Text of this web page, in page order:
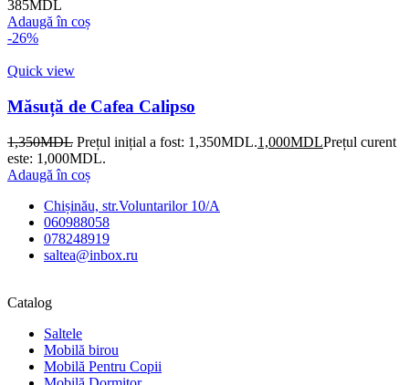
385MDL
Adaugă în coș
-26%
Quick view
Măsuță de Cafea Calipso
1,350MDL Prețul inițial a fost: 1,350MDL.1,000MDLPrețul curent
este: 1,000MDL.
Adaugă în coș
Chișinău, str.Voluntarilor 10/A
060988058
078248919
saltea@inbox.ru
Catalog
Saltele
Mobilă birou
Mobilă Pentru Copii